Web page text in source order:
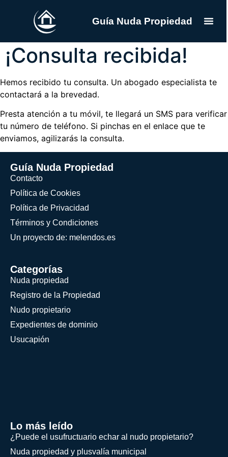
Guía Nuda Propiedad
¡Consulta recibida!
Hemos recibido tu consulta. Un abogado especialista te
contactará a la brevedad.
Presta atención a tu móvil, te llegará un SMS para verificar
tu número de teléfono. Si pinchas en el enlace que te
enviamos, agilizarás la consulta.
Guía Nuda Propiedad
Contacto
Política de Cookies
Política de Privacidad
Términos y Condiciones
Un proyecto de: melendos.es
Categorías
Nuda propiedad
Registro de la Propiedad
Nudo propietario
Expedientes de dominio
Usucapión
Lo más leído
¿Puede el usufructuario echar al nudo propietario?
Nuda propiedad y plusvalía municipal